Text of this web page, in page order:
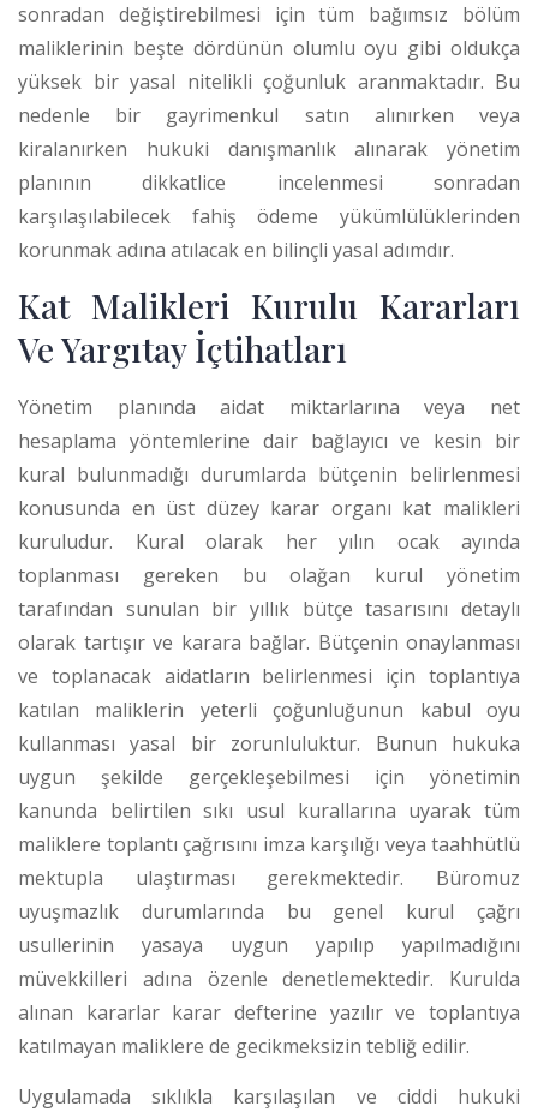
sonradan değiştirebilmesi için tüm bağımsız bölüm
maliklerinin beşte dördünün olumlu oyu gibi oldukça
yüksek bir yasal nitelikli çoğunluk aranmaktadır. Bu
nedenle bir gayrimenkul satın alınırken veya
kiralanırken hukuki danışmanlık alınarak yönetim
planının dikkatlice incelenmesi sonradan
karşılaşılabilecek fahiş ödeme yükümlülüklerinden
korunmak adına atılacak en bilinçli yasal adımdır.
Kat Malikleri Kurulu Kararları
Ve Yargıtay İçtihatları
Yönetim planında aidat miktarlarına veya net
hesaplama yöntemlerine dair bağlayıcı ve kesin bir
kural bulunmadığı durumlarda bütçenin belirlenmesi
konusunda en üst düzey karar organı kat malikleri
kuruludur. Kural olarak her yılın ocak ayında
toplanması gereken bu olağan kurul yönetim
tarafından sunulan bir yıllık bütçe tasarısını detaylı
olarak tartışır ve karara bağlar. Bütçenin onaylanması
ve toplanacak aidatların belirlenmesi için toplantıya
katılan maliklerin yeterli çoğunluğunun kabul oyu
kullanması yasal bir zorunluluktur. Bunun hukuka
uygun şekilde gerçekleşebilmesi için yönetimin
kanunda belirtilen sıkı usul kurallarına uyarak tüm
maliklere toplantı çağrısını imza karşılığı veya taahhütlü
mektupla ulaştırması gerekmektedir. Büromuz
uyuşmazlık durumlarında bu genel kurul çağrı
usullerinin yasaya uygun yapılıp yapılmadığını
müvekkilleri adına özenle denetlemektedir. Kurulda
alınan kararlar karar defterine yazılır ve toplantıya
katılmayan maliklere de gecikmeksizin tebliğ edilir.
Uygulamada sıklıkla karşılaşılan ve ciddi hukuki